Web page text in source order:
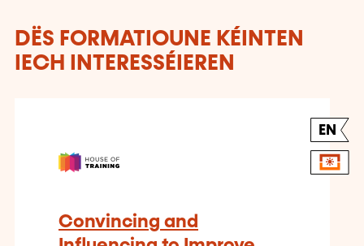
DËS FORMATIOUNE KÉINTEN
IECH INTERESSÉIEREN
EN
Convincing and